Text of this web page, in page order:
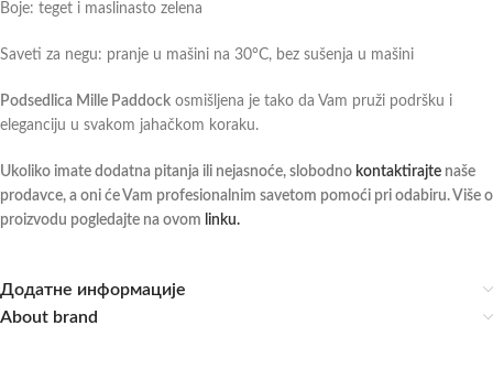
Boje: teget i maslinasto zelena
Saveti za negu: pranje u mašini na 30°C, bez sušenja u mašini
Podsedlica Mille Paddock osmišljena je tako da Vam pruži podršku i
eleganciju u svakom jahačkom koraku.
Ukoliko imate dodatna pitanja ili nejasnoće, slobodno kontaktirajte naše
prodavce, a oni će Vam profesionalnim savetom pomoći pri odabiru. Više o
proizvodu pogledajte na ovom linku.
Додатне информације
About brand